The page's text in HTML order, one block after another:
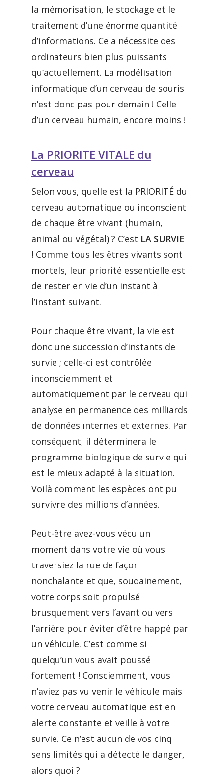
la mémorisation, le stockage et le
traitement d’une énorme quantité
d’informations. Cela nécessite des
ordinateurs bien plus puissants
qu’actuellement. La modélisation
informatique d’un cerveau de souris
n’est donc pas pour demain ! Celle
d’un cerveau humain, encore moins !
La PRIORITE VITALE du
cerveau
Selon vous, quelle est la PRIORITÉ du
cerveau automatique ou inconscient
de chaque être vivant (humain,
animal ou végétal) ? C’est LA SURVIE
! Comme tous les êtres vivants sont
mortels, leur priorité essentielle est
de rester en vie d’un instant à
l’instant suivant.
Pour chaque être vivant, la vie est
donc une succession d’instants de
survie ; celle-ci est contrôlée
inconsciemment et
automatiquement par le cerveau qui
analyse en permanence des milliards
de données internes et externes. Par
conséquent, il déterminera le
programme biologique de survie qui
est le mieux adapté à la situation.
Voilà comment les espèces ont pu
survivre des millions d’années.
Peut-être avez-vous vécu un
moment dans votre vie où vous
traversiez la rue de façon
nonchalante et que, soudainement,
votre corps soit propulsé
brusquement vers l’avant ou vers
l’arrière pour éviter d’être happé par
un véhicule. C’est comme si
quelqu’un vous avait poussé
fortement ! Consciemment, vous
n’aviez pas vu venir le véhicule mais
votre cerveau automatique est en
alerte constante et veille à votre
survie. Ce n’est aucun de vos cinq
sens limités qui a détecté le danger,
alors quoi ?